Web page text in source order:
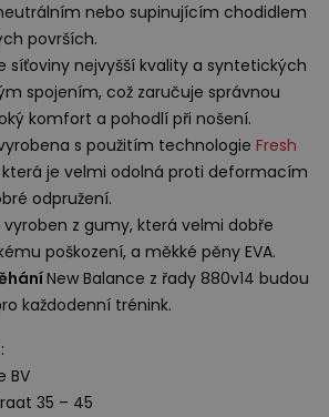
nebo supinujícím chodidlem
površích.
síťoviny nejvyšší kvality a syntetických
spojením, což zaručuje správnou
komfort a pohodlí při nošení.
s použitím technologie Fresh
která je velmi odolná proti deformacím
odpružení.
vyroben z gumy, která velmi dobře
poškození, a měkké pěny EVA.
New Balance z řady 880v14 budou
každodenní trénink.
BV
35 – 45